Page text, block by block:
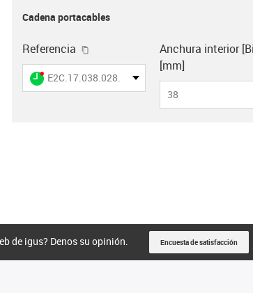
Cadena portacables
Referencia igus-icon-copy-clipboard
igus-icon-lieferzeit-dot
E2C.17.038.028.0
Anchura interior
[mm]
38
de igus? Denos su opinión. Encuesta de satisfacción